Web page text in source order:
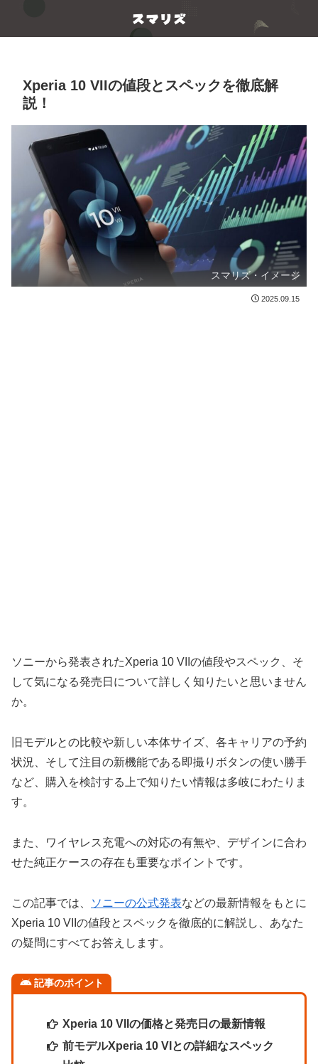
Xperia 10 VIIの値段とスペックを徹底解
説！
スマリズ・イメージ
2025.09.15
ソニーから発表されたXperia 10 VIIの値段やスペック、そ
して気になる発売日について詳しく知りたいと思いません
か。
旧モデルとの比較や新しい本体サイズ、各キャリアの予約
状況、そして注目の新機能である即撮りボタンの使い勝手
など、購入を検討する上で知りたい情報は多岐にわたりま
す。
また、ワイヤレス充電への対応の有無や、デザインに合わ
せた純正ケースの存在も重要なポイントです。
この記事では、 ソニーの公式発表などの最新情報をもとに
Xperia 10 VIIの値段とスペックを徹底的に解説し、あなた
の疑問にすべてお答えします。
記事のポイント
Xperia 10 VIIの価格と発売日の最新情報
前モデルXperia 10 VIとの詳細なスペック